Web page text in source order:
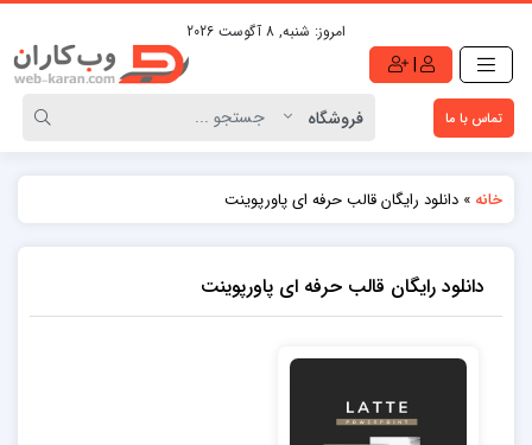
امروز: شنبه, 8 آگوست 2026
|
تماس با ما
خانه » دانلود رایگان قالب حرفه ای پاورپوینت
دانلود رایگان قالب حرفه ای پاورپوینت